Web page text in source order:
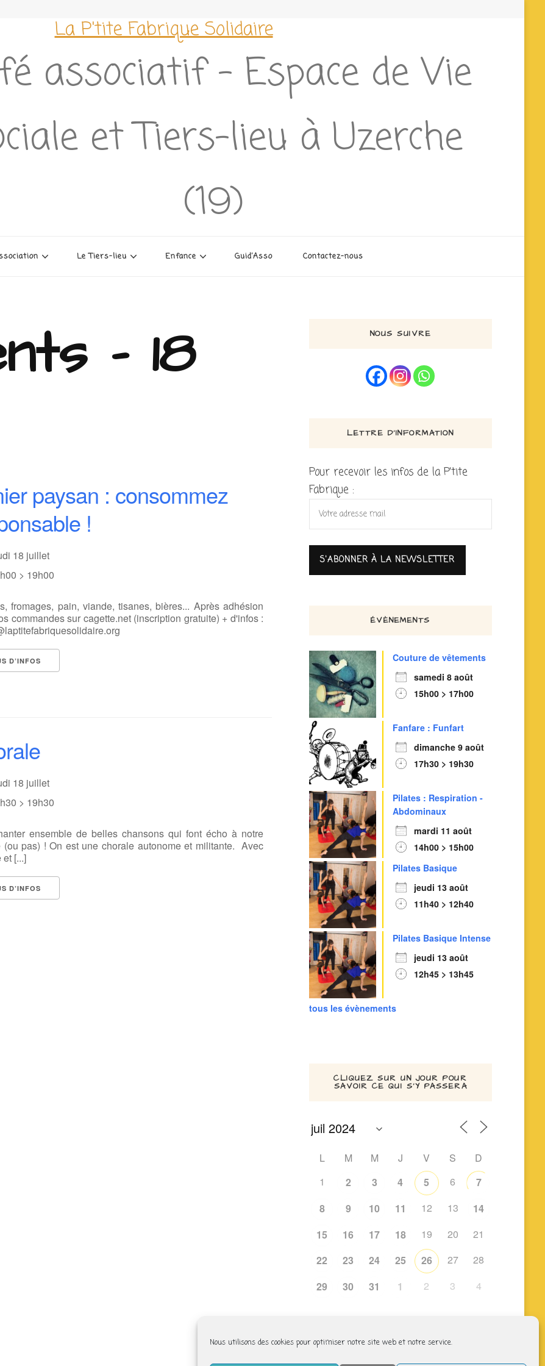
Nous utilisons des cookies pour optimiser notre site web et notre service.
La P'tite Fabrique Solidaire
associatif – Espace de Vie
et Tiers-lieu à Uzerche
(19)
Le Tiers-lieu Enfance Guid’Asso Contactez-nous
- 18
paysan : consommez
!
18 juillet
> 19h00
fromages, pain, viande, tisanes, bières... Après adhésion
commandes sur cagette.net (inscription gratuite) + d'infos :
D’INFOS
18 juillet
> 19h30
ensemble de belles chansons qui font écho à notre
(ou pas) ! On est une chorale autonome et militante. Avec
[...]
D’INFOS
NOUS SUIVRE
LETTRE D’INFORMATION
Pour recevoir les infos de la P'tite
Fabrique :
ÉVÈNEMENTS
Couture de vêtements
samedi 8 août
15h00 > 17h00
Fanfare : Funfart
dimanche 9 août
17h30 > 19h30
Pilates : Respiration -
Abdominaux
mardi 11 août
14h00 > 15h00
Pilates Basique
jeudi 13 août
11h40 > 12h40
Pilates Basique Intense
jeudi 13 août
12h45 > 13h45
tous les évènements
CLIQUEZ SUR UN JOUR POUR
SAVOIR CE QUI S’Y PASSERA
L M M J V S
D
1
2 3 4 5 6
7
8
9 10 11 12 13
14
15
16 17 18 19 20
21
22
23 24 25 26 27
28
29
30 31 1 2 3 4